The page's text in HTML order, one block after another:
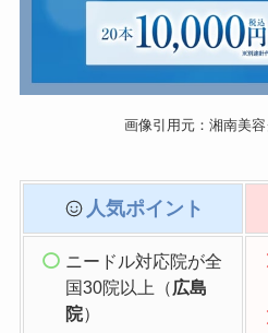
画像引用元：湘南美
人気ポイント
ニードル対応院が全
国30院以上（広島
院）